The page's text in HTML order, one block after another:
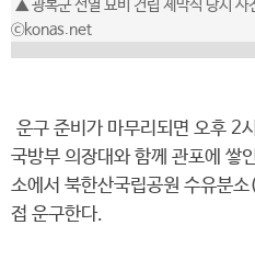
▲ 광복군 선열 묘비 건립 제막식 당시
ⓒkonas.net
운구 준비가 마무리되면 오후 2
국방부 의장대와 함께 관포에 쌓
소에서 북한산국립공원 수유분
접 운구한다.